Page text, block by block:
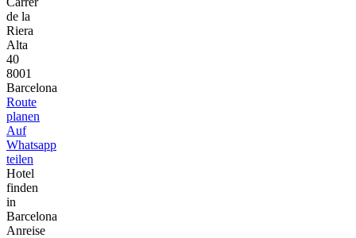
de la
Riera
Alta
40
8001
Barcelona
Route
planen
Auf
Whatsapp
teilen
Hotel
finden
in
Barcelona
Anreise